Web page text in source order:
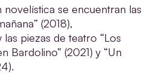
se encuentran las
(2018),
piezas de teatro “Los
Bardolino” (2021) y “Un